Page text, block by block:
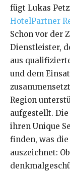
fügt Lukas
HotelPartner
Schon vor der
Dienstleister,
aus
und dem
Region
aufgestellt.
ihren Unique
finden, was
auszeichnet: